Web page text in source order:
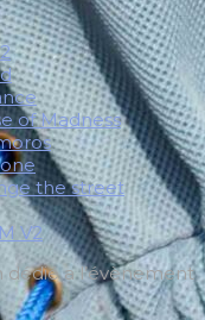
of Madness
the street
V2
dédié a l’évènement